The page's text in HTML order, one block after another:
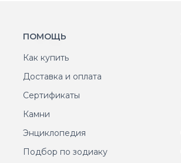
ПОМОЩЬ
Как купить
Доставка и оплата
Сертификаты
Камни
Энциклопедия
Подбор по зодиаку